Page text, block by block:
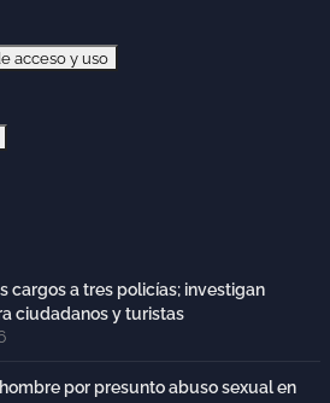
acceso y uso
cargos a tres policías; investigan
ciudadanos y turistas
por presunto abuso sexual en